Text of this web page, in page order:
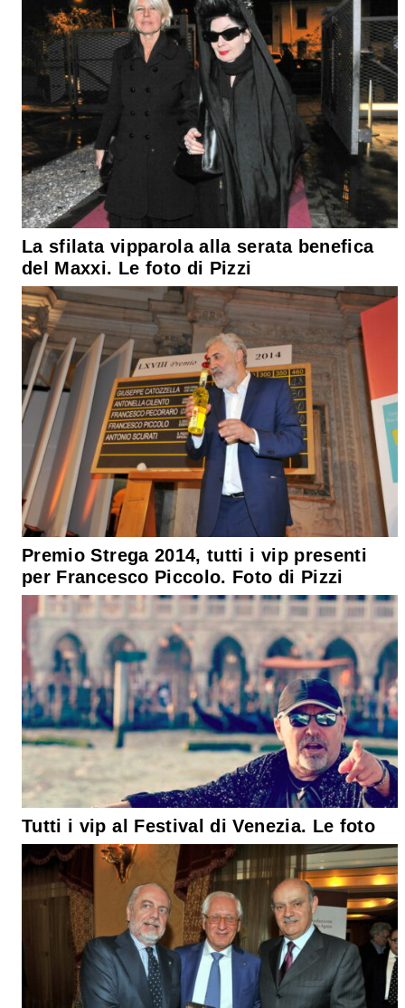
La sfilata vipparola alla serata benefica
del Maxxi. Le foto di Pizzi
Premio Strega 2014, tutti i vip presenti
per Francesco Piccolo. Foto di Pizzi
Tutti i vip al Festival di Venezia. Le foto